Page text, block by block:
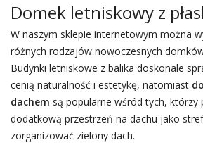
Domek letniskowy z
W naszym sklepie internetowym można
różnych rodzajów nowoczesnych
Budynki letniskowe z balika doskonale
cenią naturalność i estetykę, natomiast
dachem są popularne wśród tych, którzy
dodatkową przestrzeń na dachu jako
zorganizować zielony dach.